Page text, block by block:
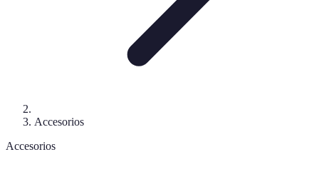
Accesorios
Accesorios